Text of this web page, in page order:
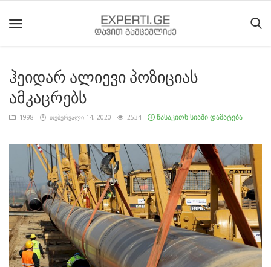
მთავარი
მიმდინარე
მოვლენები
საიტის
შესახებ
ეროვნული
მოძრაობის
ისტორია
სტატიები
ჰეიდარ ალიევი პოზიციას
ამკაცრებს
1998 თებერვალი 14, 2020 2534 წასაკითხ სიაში დამატება